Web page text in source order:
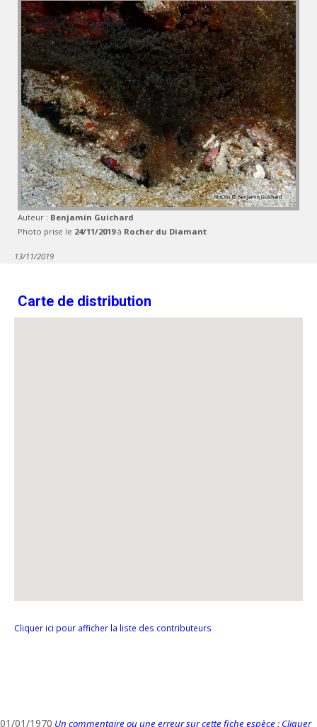
Auteur : Benjamin Guichard
Photo prise le 24/11/2019à Rocher du Diamant
13/11/2019
Carte de distribution
Cliquer ici pour afficher la liste des contributeurs
01/01/1970 Un commentaire ou une erreur sur cette fiche espèce : Cliquer